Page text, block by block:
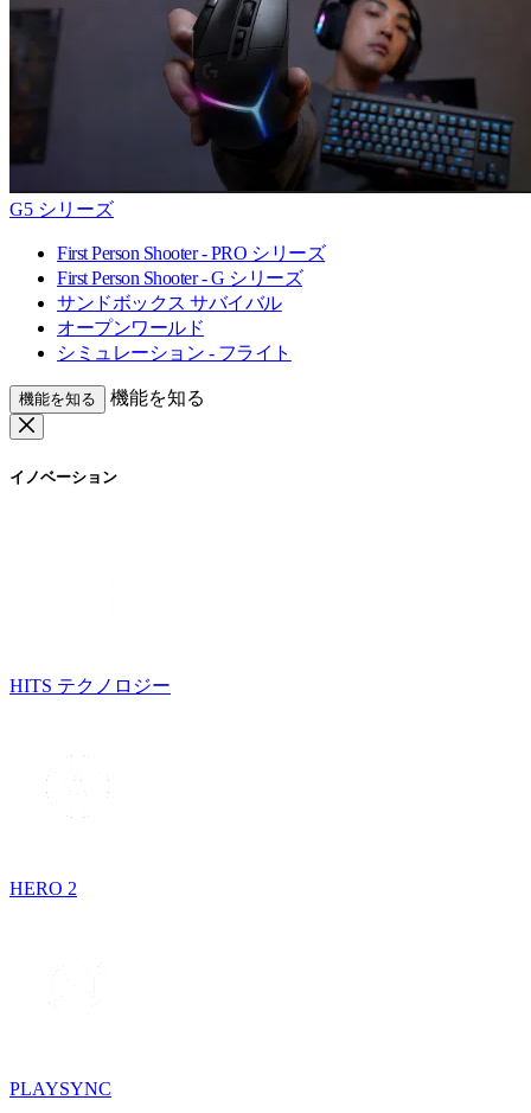
G5 シリーズ
First Person Shooter - PRO シリーズ
First Person Shooter - G シリーズ
サンドボックス サバイバル
オープンワールド
シミュレーション - フライト
機能を知る 機能を知る
イノベーション
HITS テクノロジー
HERO 2
PLAYSYNC